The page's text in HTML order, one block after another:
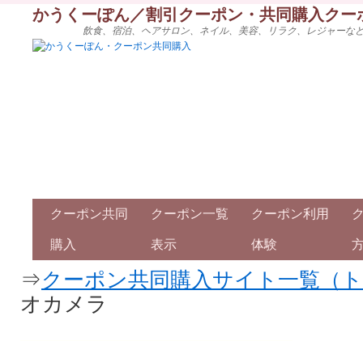
かうくーぽん／割引クーポン・共同購入ク
飲食、宿泊、ヘアサロン、ネイル、美容、リラク、レジャー
クーポン共同
購入
クーポン一覧
表示
クーポン利用
体験
⇒クーポン共同購入サイト一覧（
オカメラ